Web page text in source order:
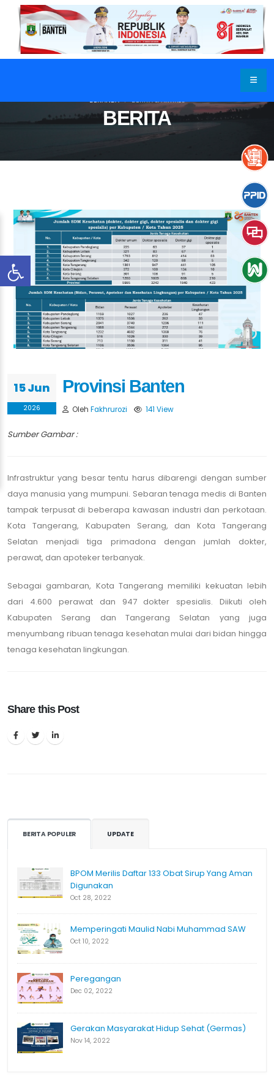
BERITA
BERANDA BERITA & ARTIKEL
15 Jun
2026
Provinsi Banten
Oleh Fakhrurozi 141 View
Sumber Gambar :
Infrastruktur yang besar tentu harus dibarengi dengan sumber
daya manusia yang mumpuni. Sebaran tenaga medis di Banten
tampak terpusat di beberapa kawasan industri dan perkotaan.
Kota Tangerang, Kabupaten Serang, dan Kota Tangerang
Selatan menjadi tiga primadona dengan jumlah dokter,
perawat, dan apoteker terbanyak.
Sebagai gambaran, Kota Tangerang memiliki kekuatan lebih
dari 4.600 perawat dan 947 dokter spesialis. Diikuti oleh
Kabupaten Serang dan Tangerang Selatan yang juga
menyumbang ribuan tenaga kesehatan mulai dari bidan hingga
tenaga kesehatan lingkungan.
Share this Post
BERITA POPULER UPDATE
BPOM Merilis Daftar 133 Obat Sirup Yang Aman
Digunakan
Oct 28, 2022
Memperingati Maulid Nabi Muhammad SAW
Oct 10, 2022
Peregangan
Dec 02, 2022
Gerakan Masyarakat Hidup Sehat (Germas)
Nov 14, 2022